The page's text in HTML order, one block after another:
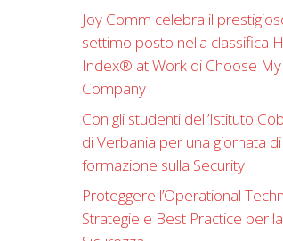
Joy Comm celebra il
settimo posto nella classifica
Index®️ at Work di Choose My
Company
Con gli studenti dell’Istituto
di Verbania per una giornata di
formazione sulla Security
Proteggere l’Operational
Strategie e Best Practice per la